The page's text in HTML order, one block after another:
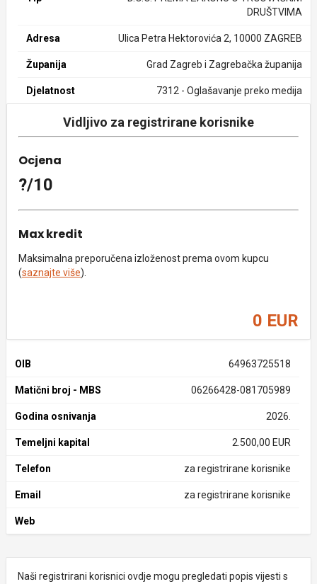
DRUŠTVIMA
Adresa Ulica Petra Hektorovića 2, 10000 ZAGREB
Županija Grad Zagreb i Zagrebačka županija
Djelatnost 7312 - Oglašavanje preko medija
Vidljivo za registrirane korisnike
Ocjena
?/10
Max kredit
Maksimalna preporučena izloženost prema ovom kupcu
(saznajte više).
0 EUR
OIB 64963725518
Matični broj - MBS 06266428-081705989
Godina osnivanja 2026.
Temeljni kapital 2.500,00 EUR
Telefon za registrirane korisnike
Email za registrirane korisnike
Web
Naši registrirani korisnici ovdje mogu pregledati popis vijesti s